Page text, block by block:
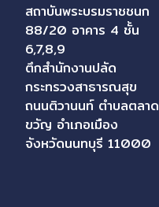
สถาบันพระบรมราชชนก
88/20 อาคาร 4 ชั้น
6,7,8,9
ตึกสำนักงานปลัด
กระทรวงสาธารณสุข
ถนนติวานนท์ ตำบลตลาด
ขวัญ อำเภอเมือง
จังหวัดนนทบุรี 11000